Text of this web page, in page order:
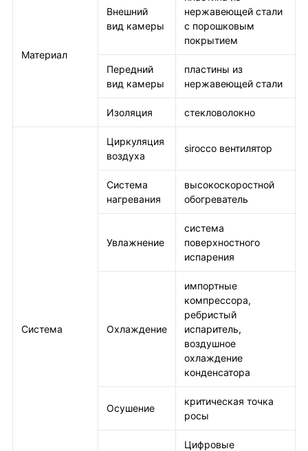
Материал
Внешний
вид камеры
нержавеющей стали
с порошковым
покрытием
Передний
вид камеры
пластины из
нержавеющей стали
Изоляция стекловолокно
Система
Циркуляция
воздуха
sirocco вентилятор
Система
нагревания
высокоскоростной
обогреватель
Увлажнение
система
поверхностного
испарения
Охлаждение
импортные
компрессора,
ребристый
испаритель,
воздушное
охлаждение
конденсатора
Осушение
критическая точка
росы
Цифровые